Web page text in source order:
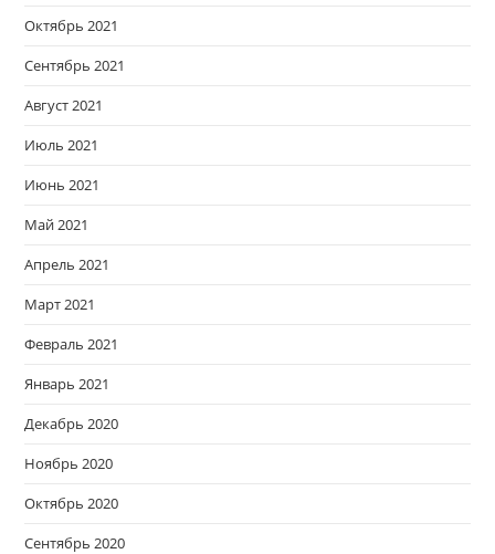
Октябрь 2021
Сентябрь 2021
Август 2021
Июль 2021
Июнь 2021
Май 2021
Апрель 2021
Март 2021
Февраль 2021
Январь 2021
Декабрь 2020
Ноябрь 2020
Октябрь 2020
Сентябрь 2020